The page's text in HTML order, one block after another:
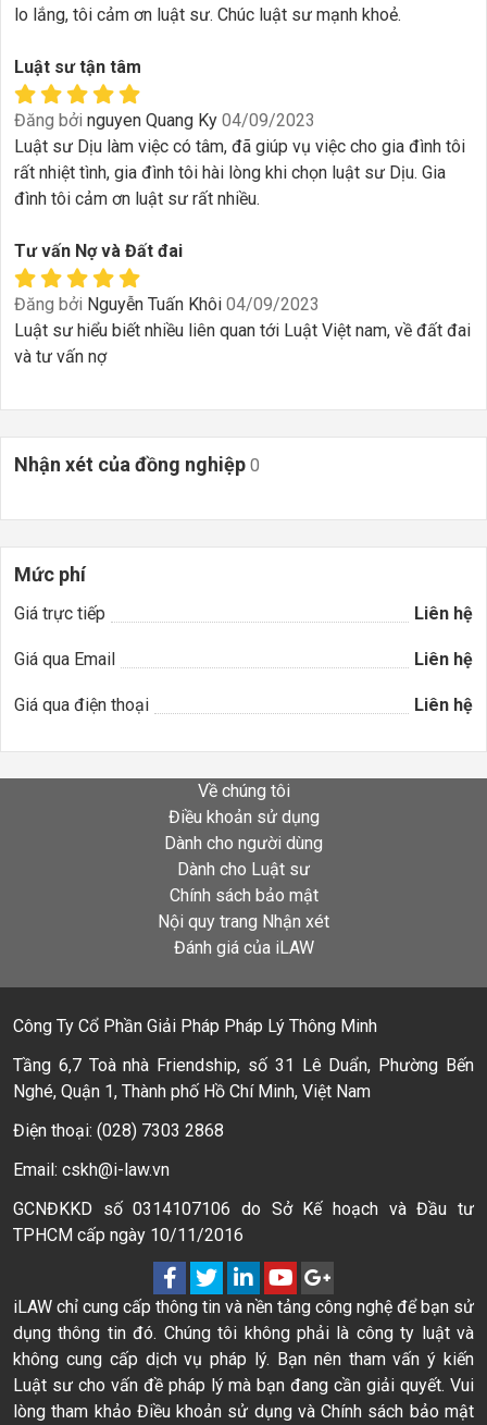
lo lắng, tôi cảm ơn luật sư. Chúc luật sư mạnh khoẻ.
Luật sư tận tâm
Đăng bởi nguyen Quang Ky 04/09/2023
Luật sư Dịu làm việc có tâm, đã giúp vụ việc cho gia đình tôi
rất nhiệt tình, gia đình tôi hài lòng khi chọn luật sư Dịu. Gia
đình tôi cảm ơn luật sư rất nhiều.
Tư vấn Nợ và Đất đai
Đăng bởi Nguyễn Tuấn Khôi 04/09/2023
Luật sư hiểu biết nhiều liên quan tới Luật Việt nam, về đất đai
và tư vấn nợ
Nhận xét của đồng nghiệp 0
Mức phí
Giá trực tiếp Liên hệ
Giá qua Email Liên hệ
Giá qua điện thoại Liên hệ
Về chúng tôi
Điều khoản sử dụng
Dành cho người dùng
Dành cho Luật sư
Chính sách bảo mật
Nội quy trang Nhận xét
Đánh giá của iLAW
Công Ty Cổ Phần Giải Pháp Pháp Lý Thông Minh
Tầng 6,7 Toà nhà Friendship, số 31 Lê Duẩn, Phường Bến
Nghé, Quận 1, Thành phố Hồ Chí Minh, Việt Nam
Điện thoại: (028) 7303 2868
Email: cskh@i-law.vn
GCNĐKKD số 0314107106 do Sở Kế hoạch và Đầu tư
TPHCM cấp ngày 10/11/2016
iLAW chỉ cung cấp thông tin và nền tảng công nghệ để bạn sử
dụng thông tin đó. Chúng tôi không phải là công ty luật và
không cung cấp dịch vụ pháp lý. Bạn nên tham vấn ý kiến
Luật sư cho vấn đề pháp lý mà bạn đang cần giải quyết. Vui
lòng tham khảo Điều khoản sử dụng và Chính sách bảo mật